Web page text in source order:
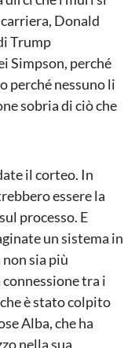
Donald
Trump
Simpson, perché
perché nessuno li
sobria di ciò che
il corteo. In
essere la
processo. E
un sistema in
sia più
tra i
è stato colpito
Alba, che ha
nella sua